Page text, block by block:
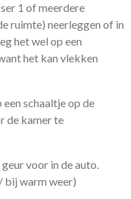
1 of meerdere
ruimte) neerleggen of in
het wel op een
het kan vlekken
schaaltje op de
de kamer te
voor in de auto.
bij warm weer)